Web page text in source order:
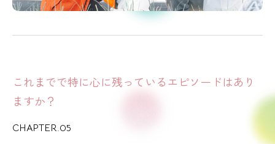
これまでで特に心に残っているエピソードはあり
ますか？
CHAPTER.05